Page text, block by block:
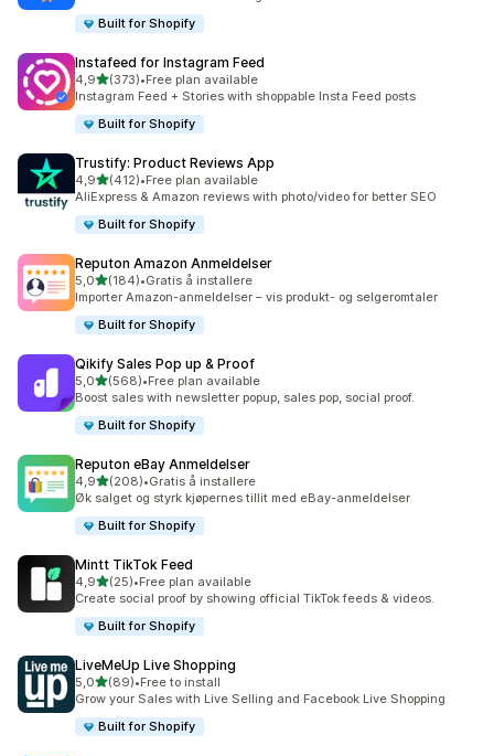
Built for Shopify
Instafeed for Instagram Feed
4,9av 5 stjerner
(373)
Totalt 373 omtaler
•Free plan available
Instagram Feed + Stories with shoppable Insta Feed posts
Built for Shopify
Trustify: Product Reviews App
4,9av 5 stjerner
(412)
Totalt 412 omtaler
•Free plan available
AliExpress & Amazon reviews with photo/video for better SEO
Built for Shopify
Reputon Amazon Anmeldelser
5,0av 5 stjerner
(184)
Totalt 184 omtaler
•Gratis å installere
Importer Amazon-anmeldelser – vis produkt- og selgeromtaler
Built for Shopify
Qikify Sales Pop up & Proof
5,0av 5 stjerner
(568)
Totalt 568 omtaler
•Free plan available
Boost sales with newsletter popup, sales pop, social proof.
Built for Shopify
Reputon eBay Anmeldelser
4,9av 5 stjerner
(208)
Totalt 208 omtaler
•Gratis å installere
Øk salget og styrk kjøpernes tillit med eBay-anmeldelser
Built for Shopify
Mintt TikTok Feed
4,9av 5 stjerner
(25)
Totalt 25 omtaler
•Free plan available
Create social proof by showing official TikTok feeds & videos.
Built for Shopify
LiveMeUp Live Shopping
5,0av 5 stjerner
(89)
Totalt 89 omtaler
•Free to install
Grow your Sales with Live Selling and Facebook Live Shopping
Built for Shopify